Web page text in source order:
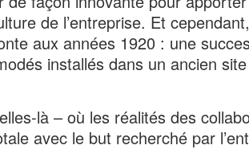
de l’entreprise. Et cependant,
aux années 1920 : une
installés dans un ancien
là – où les réalités des
avec le but recherché par